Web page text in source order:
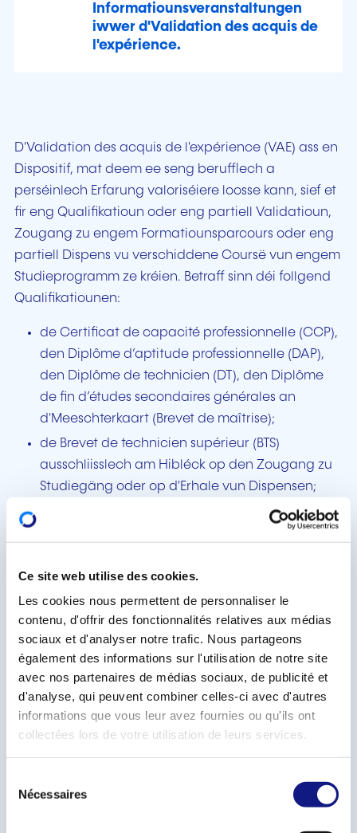
Ce site web utilise des cookies.
Les cookies nous permettent de personnaliser le
contenu, d'offrir des fonctionnalités relatives aux médias
sociaux et d'analyser notre trafic. Nous partageons
également des informations sur l'utilisation de notre site
avec nos partenaires de médias sociaux, de publicité et
d'analyse, qui peuvent combiner celles-ci avec d'autres
informations que vous leur avez fournies ou qu'ils ont
collectées lors de votre utilisation de leurs services.
Nécessaires
Informatiounsveranstaltungen
iwwer d'Validation des acquis de
l'expérience.
D'Validation des acquis de l'expérience (VAE) ass en
Dispositif, mat deem ee seng berufflech a
perséinlech Erfarung valoriséiere loosse kann, sief et
fir eng Qualifikatioun oder eng partiell Validatioun,
Zougang zu engem Formatiounsparcours oder eng
partiell Dispens vu verschiddene Coursë vun engem
Studieprogramm ze kréien. Betraff sinn déi follgend
Qualifikatiounen:
de Certificat de capacité professionnelle (CCP),
den Diplôme d’aptitude professionnelle (DAP),
den Diplôme de technicien (DT), den Diplôme
de fin d’études secondaires générales an
d'Meeschterkaart (Brevet de maîtrise);
de Brevet de technicien supérieur (BTS)
ausschliisslech am Hibléck op den Zougang zu
Studiegäng oder op d'Erhale vun Dispensen;
Bachelor- a Master-Studien ausschliisslech am
Hibléck op den Zougang zu Studiegäng oder
Méindes, den 29. September 2025 op Franséisch
(18:00-19:00 Auer);
Mëttwochs, den 01. Oktober 2025 op
Lëtzebuergesch(18:00-19:00 Auer);
an der Chambre des salariés (2-4, rue Pierre Hentges
Si ginn als Presentiel-Veranstaltungen organiséiert